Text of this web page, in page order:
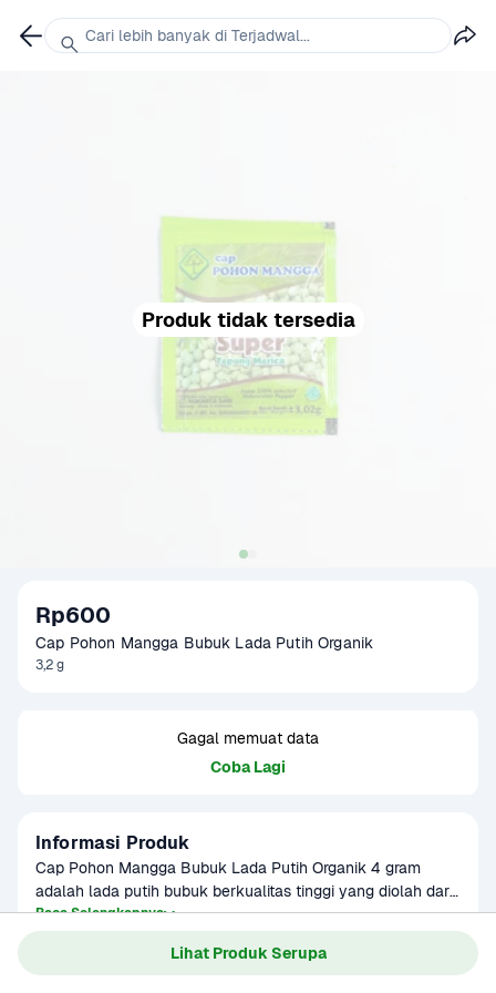
Lihat Produk Serupa
Produk tidak tersedia
Rp600
Cap Pohon Mangga Bubuk Lada Putih Organik
3,2 g
Gagal memuat data
Coba Lagi
Informasi Produk
Cap Pohon Mangga Bubuk Lada Putih Organik 4 gram
adalah lada putih bubuk berkualitas tinggi yang diolah dari
biji lada pilihan tanpa tambahan bahan kimia. Dengan
aroma khas dan rasa pedas alami, bubuk lada putih ini
cocok digunakan dalam berbagai masakan seperti sup,
Baca Selengkapnya
Kategori
Bumbu & Saus
3-8 bulan
Cari lebih banyak di Terjadwal...